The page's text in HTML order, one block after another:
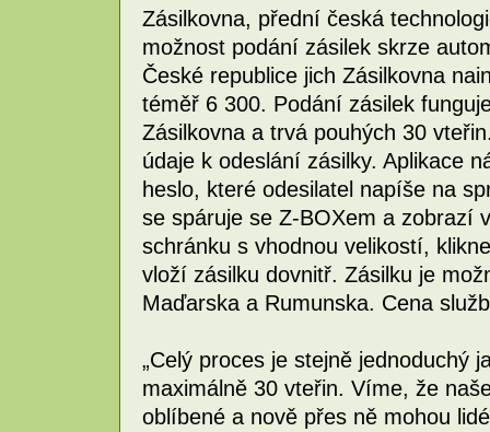
Zásilkovna, přední česká
možnost podání zásilek skrze
České republice jich Zásilkovna
téměř 6 300. Podání zásilek
Zásilkovna a trvá pouhých 30
údaje k odeslání zásilky. Aplikace
heslo, které odesilatel napíše na
se spáruje se Z-BOXem a zobrazí
schránku s vhodnou velikostí,
vloží zásilku dovnitř. Zásilku je
Maďarska a Rumunska. Cena
„Celý proces je stejně jednoduchý
maximálně 30 vteřin. Víme, že
oblíbené a nově přes ně mohou